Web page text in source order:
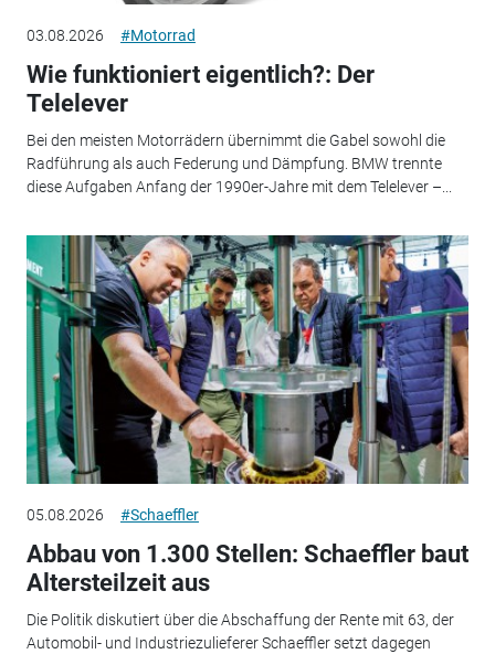
03.08.2026 #Motorrad
Wie funktioniert eigentlich?: Der
Telelever
Bei den meisten Motorrädern übernimmt die Gabel sowohl die
Radführung als auch Federung und Dämpfung. BMW trennte
diese Aufgaben Anfang der 1990er-Jahre mit dem Telelever –...
05.08.2026 #Schaeffler
Abbau von 1.300 Stellen: Schaeffler baut
Altersteilzeit aus
Die Politik diskutiert über die Abschaffung der Rente mit 63, der
Automobil- und Industriezulieferer Schaeffler setzt dagegen